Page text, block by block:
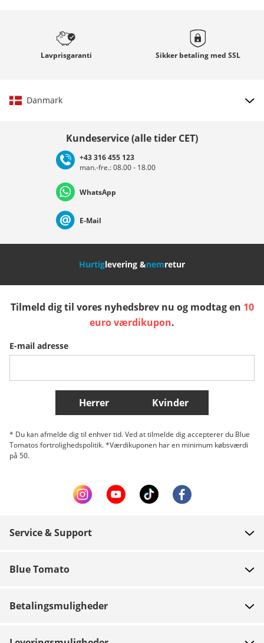
Lavprisgaranti Sikker betaling med SSL
Danmark
Deutschland Österreich
Nederland Italia (Italiano) Italien (Deutsch)
Slovenija
Belgique (Français) Danmark Norge
Flere lande
Kundeservice (alle tider CET)
+43 316 455 123
man.-fre.: 08.00 - 18.00
WhatsApp
E-Mail
Hurtiglevering &nemretur
Tilmeld dig til vores nyhedsbrev nu og modtag en 10
euro værdikupon.
E-mail adresse
Herrer Kvinder
* Du kan afmelde dig til enhver tid. Ved at tilmelde dig accepterer du Blue
Tomatos fortrolighedspolitik. *Værdikuponen har en minimum købsværdi
på 50.
Service & Support
Betaling
Retur
Blue Tomato
Betalingsmuligheder